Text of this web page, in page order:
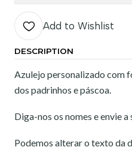
Add to Wishlist
DESCRIPTION
Azulejo personalizado com
dos padrinhos e páscoa.
Diga-nos os nomes e envie
Podemos alterar o texto da